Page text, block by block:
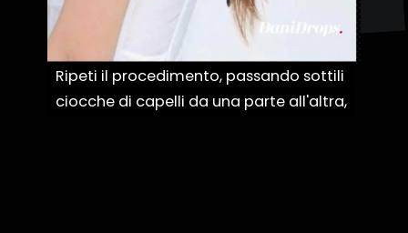
Ripeti il procedimento, passando sottili
ciocche di capelli da una parte all'altra,
Ripeti il procedimento, passando sottili
ciocche di capelli da una parte all'altra,